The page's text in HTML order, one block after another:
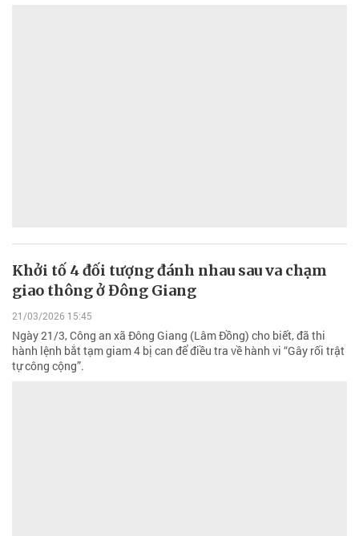
Khởi tố 4 đối tượng đánh nhau sau va chạm
giao thông ở Đông Giang
21/03/2026 15:45
Ngày 21/3, Công an xã Đông Giang (Lâm Đồng) cho biết, đã thi
hành lệnh bắt tạm giam 4 bị can để điều tra về hành vi “Gây rối trật
tự công cộng”.